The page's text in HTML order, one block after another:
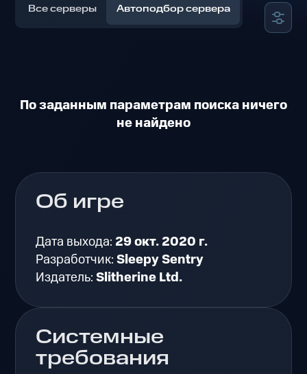
Все серверы Автоподбор сервера
По заданным параметрам поиска ничего
не найдено
Об игре
Дата выхода: 29 окт. 2020 г.
Разработчик:Sleepy Sentry
Издатель:Slitherine Ltd.
Системные
требования